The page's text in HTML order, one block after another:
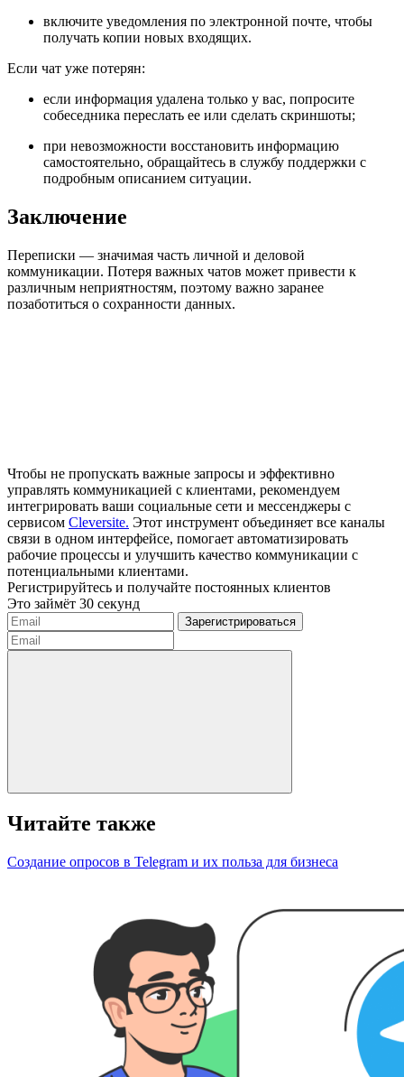
включите уведомления по электронной почте, чтобы
получать копии новых входящих.
Если чат уже потерян:
если информация удалена только у вас, попросите
собеседника переслать ее или сделать скриншоты;
при невозможности восстановить информацию
самостоятельно, обращайтесь в службу поддержки с
подробным описанием ситуации.
Заключение
Переписки — значимая часть личной и деловой
коммуникации. Потеря важных чатов может привести к
различным неприятностям, поэтому важно заранее
позаботиться о сохранности данных.
Чтобы не пропускать важные запросы и эффективно
управлять коммуникацией с клиентами, рекомендуем
интегрировать ваши социальные сети и мессенджеры с
сервисом Cleversite. Этот инструмент объединяет все каналы
связи в одном интерфейсе, помогает автоматизировать
рабочие процессы и улучшить качество коммуникации с
потенциальными клиентами.
Регистрируйтесь и получайте постоянных клиентов
Это займёт 30 секунд
Читайте также
Создание опросов в Telegram и их польза для бизнеса